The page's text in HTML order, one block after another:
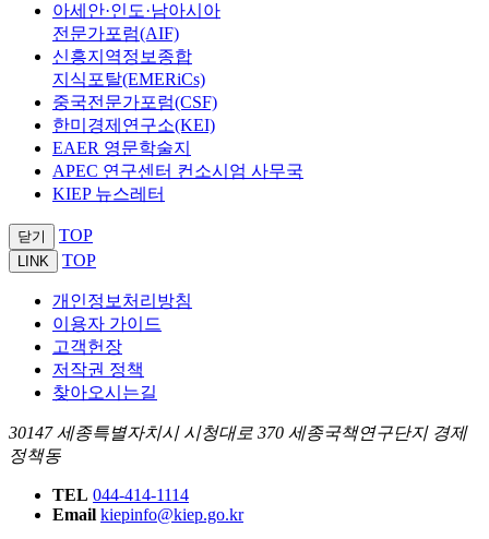
아세안·인도·남아시아
전문가포럼(AIF)
신흥지역정보종합
지식포탈(EMERiCs)
중국전문가포럼(CSF)
한미경제연구소(KEI)
EAER 영문학술지
APEC 연구센터 컨소시엄 사무국
KIEP 뉴스레터
닫기 TOP
LINK TOP
개인정보처리방침
이용자 가이드
고객헌장
저작권 정책
찾아오시는길
30147 세종특별자치시 시청대로 370 세종국책연구단지 경제
정책동
TEL 044-414-1114
Email kiepinfo@kiep.go.kr